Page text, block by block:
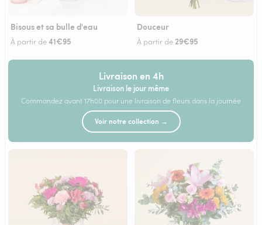
Bisous et sa bulle d'eau
À partir de41€95
Douceur
À partir de 29€95
Livraison en 4h
Livraison le jour même
Commandez avant 17h00 pour une livraison de fleurs dans la journée
Voir notre collection →